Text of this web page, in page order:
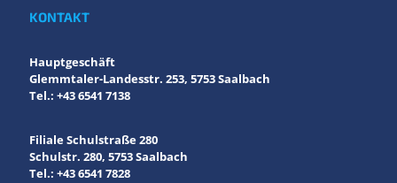
KONTAKT
Hauptgeschäft
Glemmtaler-Landesstr. 253, 5753 Saalbach
Tel.: +43 6541 7138
Filiale Schulstraße 280
Schulstr. 280, 5753 Saalbach
Tel.: +43 6541 7828